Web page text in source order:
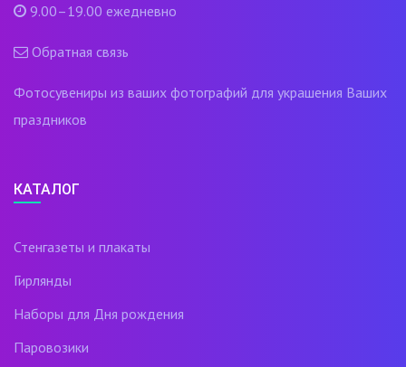
9.00–19.00 ежедневно
Обратная связь
Фотосувениры из ваших фотографий для украшения Ваших
праздников
КАТАЛОГ
Стенгазеты и плакаты
Гирлянды
Наборы для Дня рождения
Паровозики